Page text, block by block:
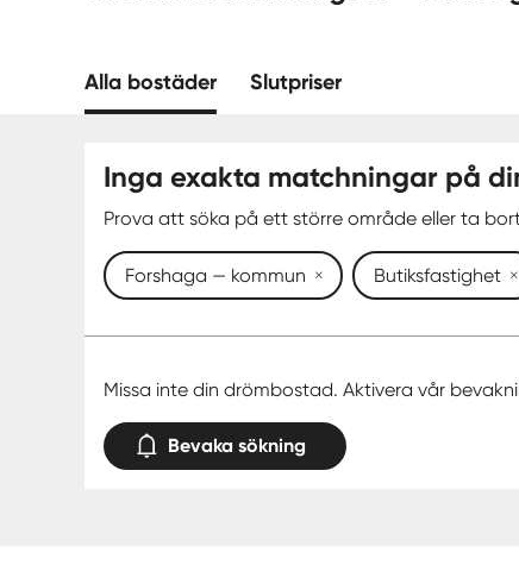
Alla bostäder Slutpriser
Inga exakta matchningar på
Prova att söka på ett större område eller ta
Forshaga — kommun Butiksfastighet
Missa inte din drömbostad. Aktivera vår
Bevaka sökning